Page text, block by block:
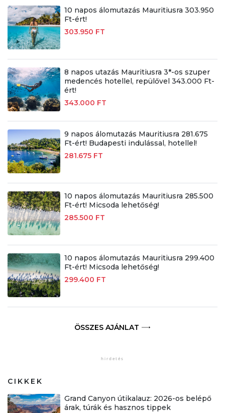
10 napos álomutazás Mauritiusra 303.950
Ft-ért!
303.950 FT
8 napos utazás Mauritiusra 3*-os szuper
medencés hotellel, repülővel 343.000 Ft-
ért!
343.000 FT
9 napos álomutazás Mauritiusra 281.675
Ft-ért! Budapesti indulással, hotellel!
281.675 FT
10 napos álomutazás Mauritiusra 285.500
Ft-ért! Micsoda lehetőség!
285.500 FT
10 napos álomutazás Mauritiusra 299.400
Ft-ért! Micsoda lehetőség!
299.400 FT
ÖSSZES AJÁNLAT
CIKKEK
Grand Canyon útikalauz: 2026-os belépő
árak, túrák és hasznos tippek